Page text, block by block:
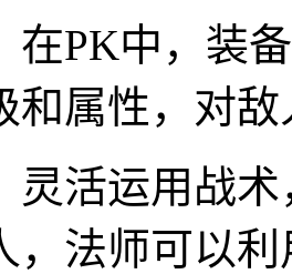
在PK中，装
和属性，对
灵活运用战
，法师可以